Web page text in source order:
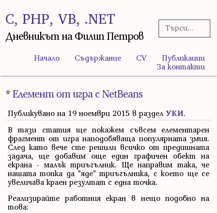
C, PHP, VB, .NET
Дневникът на Филип Петров
Начало Съдържание CV
Публикации
За контакти
*Елемент от игра с NetBeans
Публикувано на 19 ноември 2015 в раздел УКИ.
В тази статия ще покажем съвсем елементарен
фрагмент от игра наподобяваща популярната змия.
След като вече сте решили всичко от предишната
задача, ще добавим още един графичен обект на
екрана - малък триъгълник. Ще направим така, че
нашата топка да "яде" триъгълника, с което ще се
увеличава краен резултат с една точка.
Реализирайте работния екран в нещо подобно на
това: